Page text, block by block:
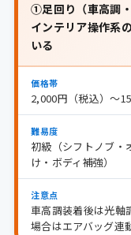
①足回り（車高調
インテリア操作系
いる
価格帯
2,000円（税込）〜
難易度
初級（シフトノブ・
け・ボディ補強）
注意点
車高調装着後は光軸
場合はエアバッグ連